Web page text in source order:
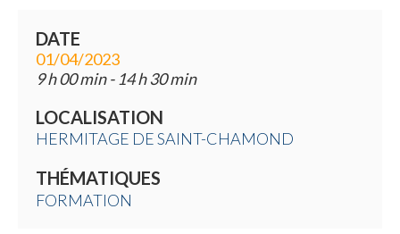
DATE
01/04/2023
9 h 00 min - 14 h 30 min
LOCALISATION
HERMITAGE DE SAINT-CHAMOND
THÉMATIQUES
FORMATION